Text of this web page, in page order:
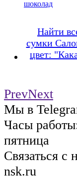
шоколад
Найти
сумки
цвет:
PrevNext
Мы в
Часы
пятница
Связаться с
nsk.ru